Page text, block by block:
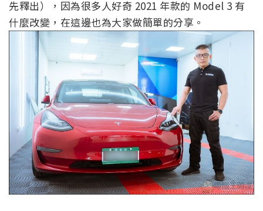
先釋出），因為很多人好奇 2021 年款的 Model 3 有
什麼改變，在這邊也為大家做簡單的分享。